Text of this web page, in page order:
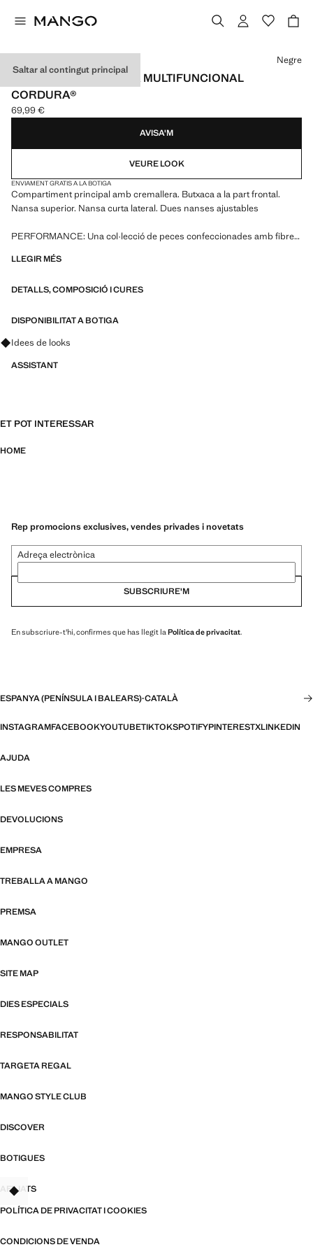
Saltar al contingut principal
MOTXILLA COMBINADA MULTIFUNCIONAL
CORDURA®
Preu actual [69,99 € ]
69,99 €
Selecciona un color
Negre
AVISA'M
VEURE LOOK
ENVIAMENT GRATIS A LA BOTIGA
Compartiment principal amb cremallera. Butxaca a la part frontal.
Nansa superior. Nansa curta lateral. Dues nanses ajustables
PERFORMANCE: Una col·lecció de peces confeccionades amb fibres
característiques avançades, com teixits bi-stretch, d'assecat ràpid,
organitzades en tres categories generals: Termoregulador, Funcional i
LLEGIR MÉS
DETALLS, COMPOSICIÓ I CURES
DISPONIBILITAT A BOTIGA
Pregunta per looks, peces i tendències
Idees de looks
ASSISTANT
ET POT INTERESSAR
HOME
Rep promocions exclusives, vendes privades i novetats
Adreça electrònica
SUBSCRIURE'M
En subscriure-t'hi, confirmes que has llegit la Política de privacitat.
ESPANYA (PENÍNSULA I BALEARS)·CATALÀ
INSTAGRAMFACEBOOKYOUTUBETIKTOKSPOTIFYPINTERESTXLINKEDIN
AJUDA
LES MEVES COMPRES
DEVOLUCIONS
EMPRESA
TREBALLA A MANGO
PREMSA
MANGO OUTLET
SITE MAP
DIES ESPECIALS
RESPONSABILITAT
TARGETA REGAL
MANGO STYLE CLUB
DISCOVER
BOTIGUES
AFILIATS
POLÍTICA DE PRIVACITAT I COOKIES
CONDICIONS DE VENDA